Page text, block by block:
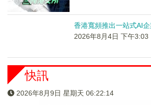
香港寬頻推出一站式AI
2026年8月4日 下午3:03
快訊
2026年8月9日 星期天 06:22:15